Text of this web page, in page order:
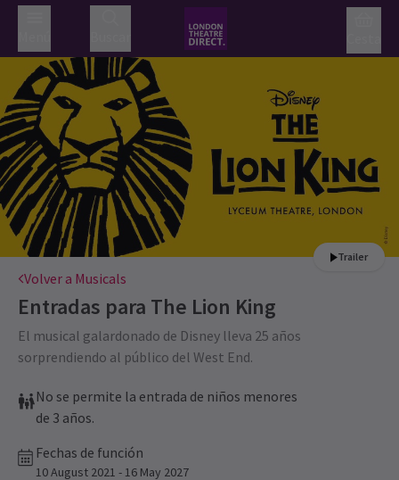
Trailer
Volver a Musicals
Entradas para The Lion King
El musical galardonado de Disney lleva 25 años
sorprendiendo al público del West End.
No se permite la entrada de niños menores
de 3 años.
Fechas de función
10 August 2021 - 16 May 2027